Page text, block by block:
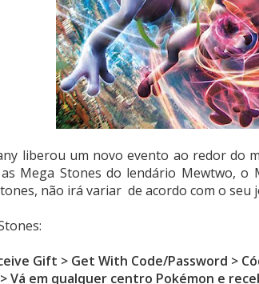
liberou um novo evento ao redor do
Mega Stones do lendário Mewtwo, o
não irá variar de acordo com o seu
Gift > Get With Code/Password >
Vá em qualquer centro Pokémon e